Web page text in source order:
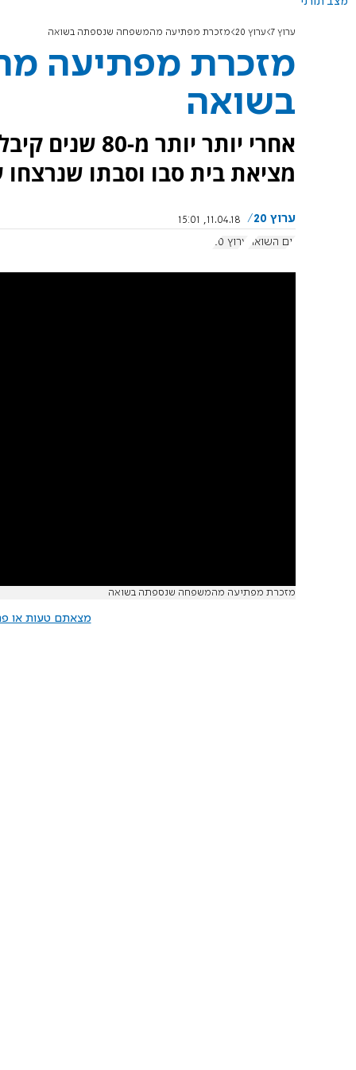
ערוץ 7 ערוץ 20 מזכרת מפתיעה מהמשפחה שנספתה בשואה
מזכרת מפתיעה
בשואה
אחרי יותר
מציאת בית סבו וסבתו שנרצחו
ערוץ 20
11.04.18, 15:01
יום השואה
ערוץ 20
מזכרת מפתיעה מהמשפחה שנספתה בשואה
מצאתם טעות או